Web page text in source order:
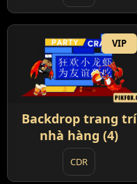
VIP
Backdrop trang trí
nhà hàng (4)
CDR